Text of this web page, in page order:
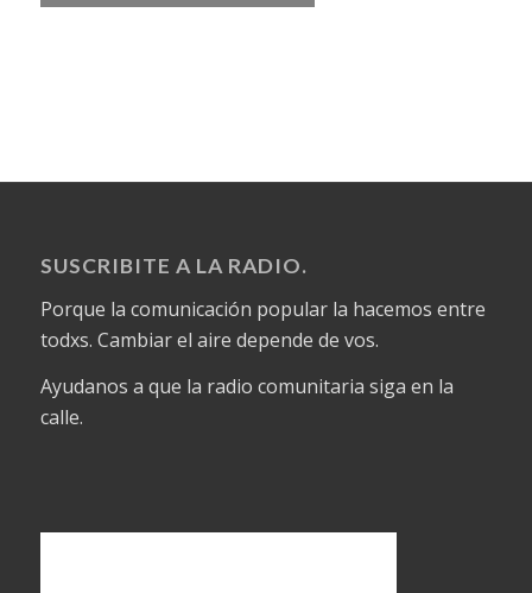
SUSCRIBITE A LA RADIO.
Porque la comunicación popular la hacemos entre
todxs. Cambiar el aire depende de vos.
Ayudanos a que la radio comunitaria siga en la
calle.